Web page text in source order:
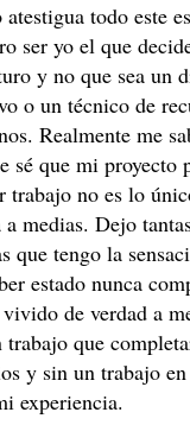
atestigua todo este
ser yo el que
y no que sea un
o un técnico de
Realmente me
sé que mi proyecto
trabajo no es lo
a medias. Dejo
que tengo la
estado nunca
de verdad a
trabajo que
y sin un trabajo
experiencia.